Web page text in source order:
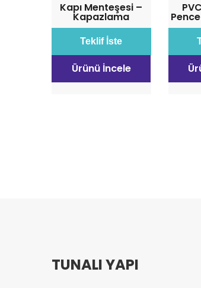
Kapı Menteşesi –
Kapazlama
Teklif İste
Ürünü İncele
TUNALI YAPI